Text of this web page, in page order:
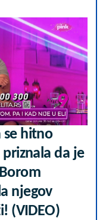
se hitno
da je
njegov
(VIDEO)